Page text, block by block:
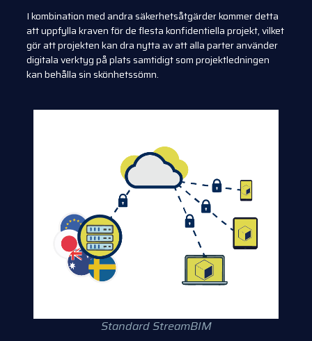
I kombination med andra säkerhetsåtgärder kommer detta
att uppfylla kraven för de flesta konfidentiella projekt, vilket
gör att projekten kan dra nytta av att alla parter använder
digitala verktyg på plats samtidigt som projektledningen
kan behålla sin skönhetssömn.
Standard StreamBIM